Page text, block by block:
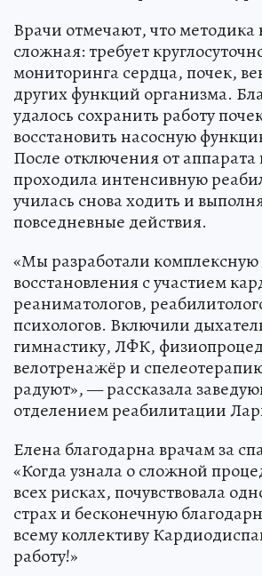
Врачи отмечают, что методика
сложная: требует
мониторинга сердца, почек,
других функций организма.
удалось сохранить работу
восстановить насосную
После отключения от
проходила интенсивную
училась снова ходить и
повседневные действия.
«Мы разработали
восстановления с участием
реаниматологов,
психологов. Включили
гимнастику, ЛФК,
велотренажёр и
радуют», — рассказала
отделением реабилитации
Елена благодарна врачам за
«Когда узнала о сложной
всех рисках, почувствовала
страх и бесконечную
всему коллективу
работу!»